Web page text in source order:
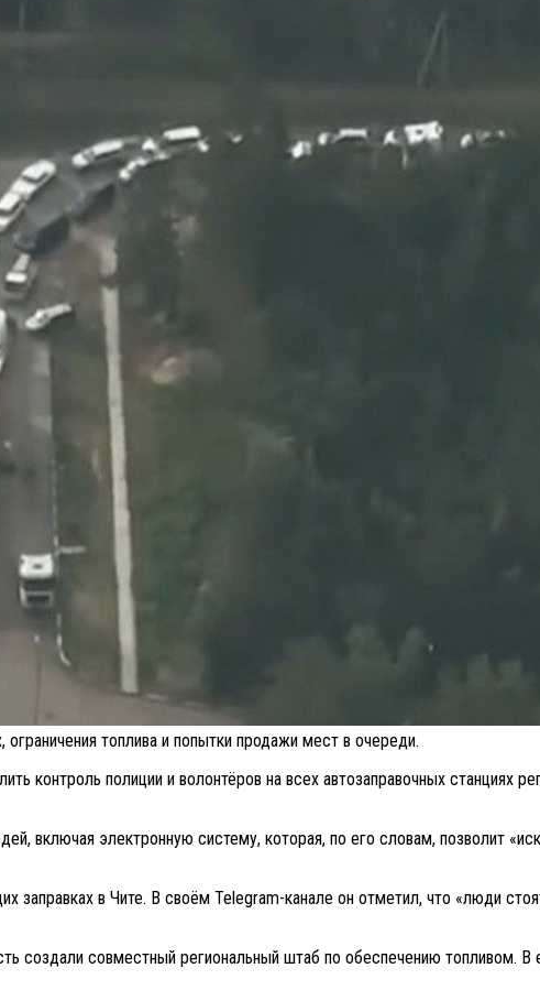
топлива и попытки продажи мест в очереди.
контроль полиции и волонтёров на всех автозаправочных станциях
включая электронную систему, которая, по его словам, позволит
заправках в Чите. В своём Telegram-канале он отметил, что «люди
создали совместный региональный штаб по обеспечению топливом.